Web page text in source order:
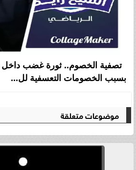
تصفية الخصوم.. ثورة غضب داخل
بسبب الخصومات التعسفية لل...
موضوعات متعلقة